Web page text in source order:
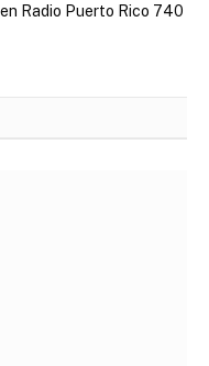
Radio Puerto Rico 740